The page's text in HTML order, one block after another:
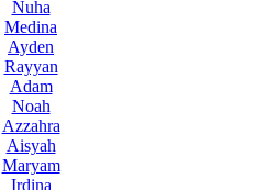
Nuha
Medina
Ayden
Rayyan
Adam
Noah
Azzahra
Aisyah
Maryam
Irdina